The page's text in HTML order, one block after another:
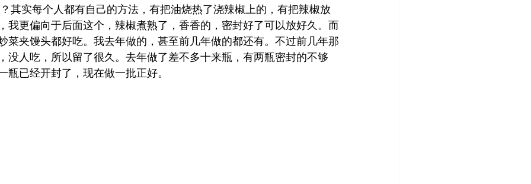
我更偏向于后面这个，辣椒煮熟了，香香的，密封好了可以放好久。而
菜夹馒头都好吃。我去年做的，甚至前几年做的都还有。不过前几年那
没人吃，所以留了很久。去年做了差不多十来瓶，有两瓶密封的不够
瓶已经开封了，现在做一批正好。